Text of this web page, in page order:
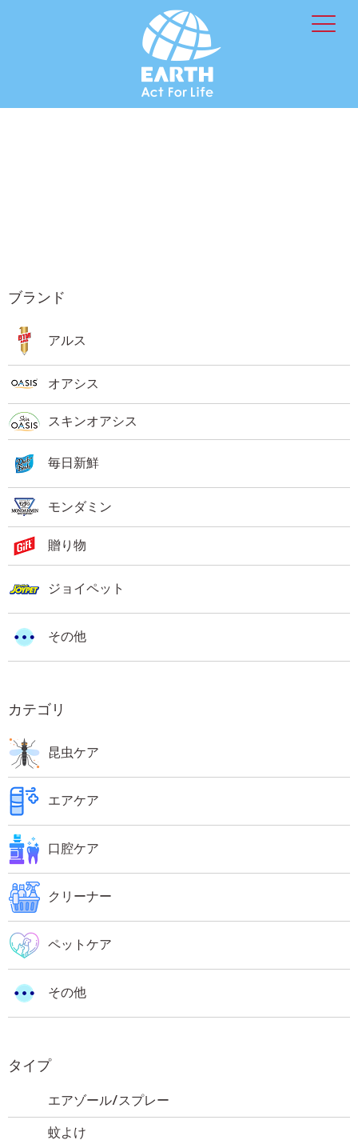
ブランド
アルス
オアシス
スキンオアシス
毎日新鮮
モンダミン
贈り物
ジョイペット
その他
カテゴリ
昆虫ケア
エアケア
口腔ケア
クリーナー
ペットケア
その他
タイプ
エアゾール/スプレー
蚊よけ